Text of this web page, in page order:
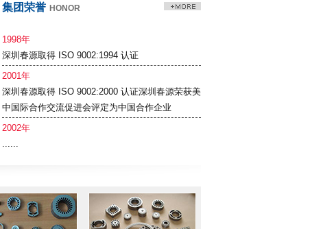
集团荣誉 HONOR
1998年
深圳春源取得 ISO 9002:1994 认证
2001年
深圳春源取得 ISO 9002:2000 认证 深圳春源荣获美
中国际合作交流促进会评定为中国合作企业
2002年
......